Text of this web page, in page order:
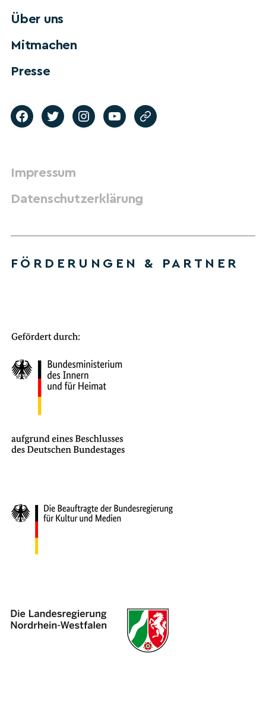
Über uns
Mitmachen
Presse
Impressum
Datenschutzerklärung
FÖRDERUNGEN & PARTNER